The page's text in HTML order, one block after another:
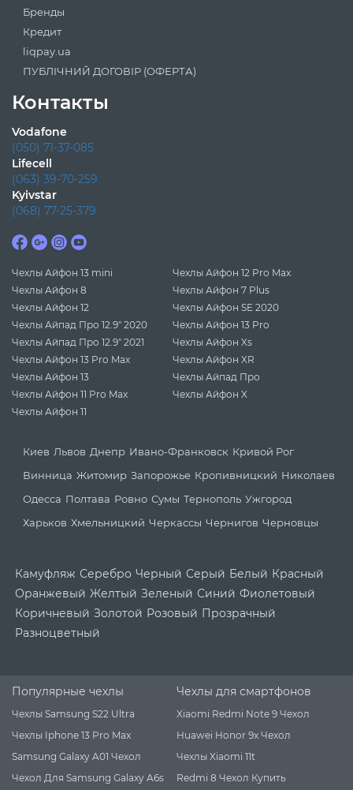
Бренды
Кредит
liqpay.ua
ПУБЛІЧНИЙ ДОГОВІР (ОФЕРТА)
Контакты
Vodafone
(050) 71-37-085
Lifecell
(063) 39-70-259
Kyivstar
(068) 77-25-379
Чехлы Айфон 13 mini
Чехлы Айфон 12 Pro Max
Чехлы Айфон 8
Чехлы Айфон 7 Plus
Чехлы Айфон 12
Чехлы Айфон SE 2020
Чехлы Айпад Про 12.9" 2020
Чехлы Айфон 13 Pro
Чехлы Айпад Про 12.9" 2021
Чехлы Айфон Xs
Чехлы Айфон 13 Pro Max
Чехлы Айфон XR
Чехлы Айфон 13
Чехлы Айпад Про
Чехлы Айфон 11 Pro Max
Чехлы Айфон X
Чехлы Айфон 11
Киев Львов Днепр Ивано-Франковск Кривой Рог
Винница Житомир Запорожье Кропивницкий Николаев
Одесса Полтава Ровно Сумы Тернополь Ужгород
Харьков Хмельницкий Черкассы Чернигов Черновцы
Камуфляж Серебро Черный Серый Белый Красный
Оранжевый Желтый Зеленый Синий Фиолетовый
Коричневый Золотой Розовый Прозрачный
Разноцветный
Популярные чехлы
Чехлы Samsung S22 Ultra
Чехлы Iphone 13 Pro Max
Samsung Galaxy A01 Чехол
Чехол Для Samsung Galaxy A6s
Чехлы для смартфонов
Xiaomi Redmi Note 9 Чехол
Huawei Honor 9x Чехол
Чехлы Xiaomi 11t
Redmi 8 Чехол Купить